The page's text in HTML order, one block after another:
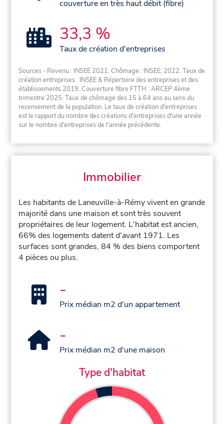
couverture en très haut débit (fibre)
33,3 %
Taux de création d'entreprises
Sources - Revenu : INSEE 2021, Chômage : INSEE, 2022. Taux de
création entreprises : INSEE & Répertoire des entreprises et des
établissements 2019. Couverture fibre FTTH : ARCEP 4ème
trimestre 2025. Taux de chômage des 15 à 64 ans au sens du
recensement de la population. Le taux de création d'entreprises
est le rapport du nombre des créations d'entreprises d'une année
sur le nombre d'entreprises de l'année précédente.
Immobilier
Les habitants de Laneuville-à-Rémy vivent en grande
majorité dans une maison et sont très souvent
propriétaires de leur logement. L'habitat est ancien,
66% des logements datent d'avant 1971. Les
surfaces sont grandes, 84 % des biens comportent
4 pièces ou plus.
-
Prix médian m2 d'un appartement
-
Prix médian m2 d'une maison
Type d'habitat